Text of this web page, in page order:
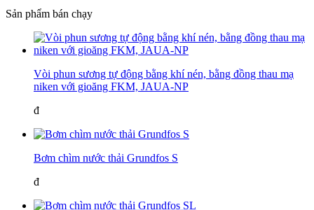
Sản phẩm bán chạy
Vòi phun sương tự động bằng khí nén, bằng đồng thau mạ
niken với gioăng FKM, JAUA-NP
đ
Bơm chìm nước thải Grundfos S
đ